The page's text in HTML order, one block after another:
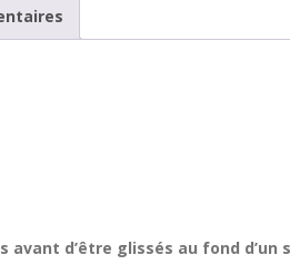
d’être glissés au fond d’un